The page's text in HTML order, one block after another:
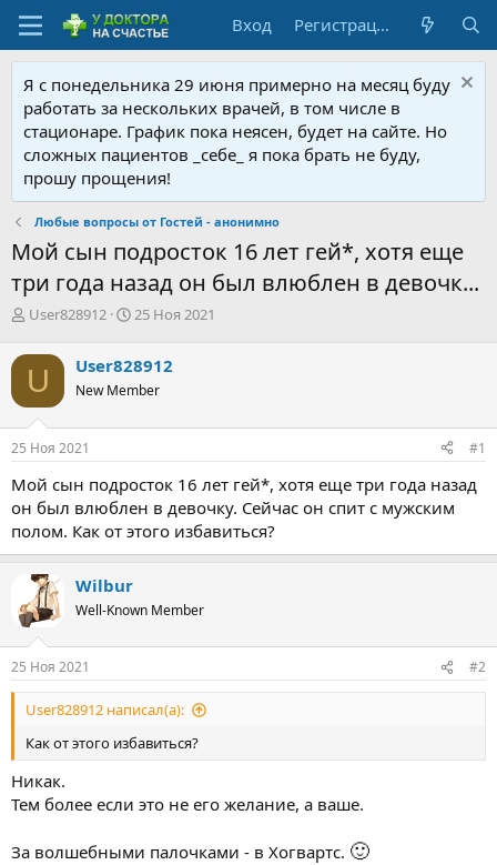
Вход Регистрация
Я с понедельника 29 июня примерно на месяц буду
работать за нескольких врачей, в том числе в
стационаре. График пока неясен, будет на сайте. Но
сложных пациентов _себе_ я пока брать не буду,
прошу прощения!
Любые вопросы от Гостей - анонимно
Мой сын подросток 16 лет гей*, хотя еще
три года назад он был влюблен в девочк...
А
т
о
р
т
е
м
User828912
Д
а
н
ч
а
25 Ноя 2021
U User828912
New Member
25 Ноя 2021 #1
Мой сын подросток 16 лет гей*, хотя еще три года назад
он был влюблен в девочку. Сейчас он спит с мужским
полом. Как от этого избавиться?
Wilbur
Well-Known Member
25 Ноя 2021 #2
User828912 написал(а):
Как от этого избавиться?
Никак.
Тем более если это не его желание, а ваше.
За волшебными палочками - в Хогвартс. 🙂